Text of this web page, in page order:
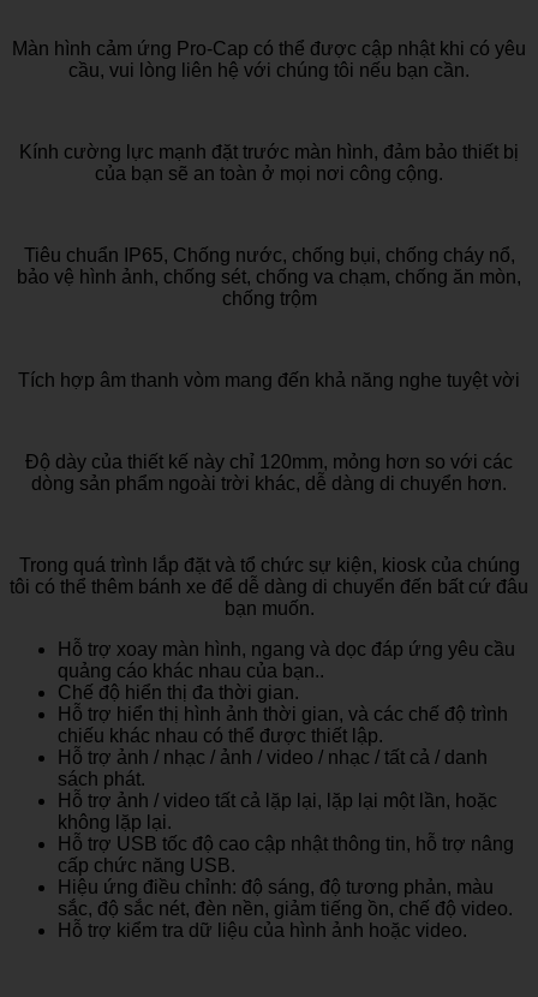
Màn hình cảm ứng Pro-Cap có thể được cập nhật khi có yêu
cầu, vui lòng liên hệ với chúng tôi nếu bạn cần.
Kính cường lực mạnh đặt trước màn hình, đảm bảo thiết bị
của bạn sẽ an toàn ở mọi nơi công cộng.
Tiêu chuẩn IP65, Chống nước, chống bụi, chống cháy nổ,
bảo vệ hình ảnh, chống sét, chống va chạm, chống ăn mòn,
chống trộm
Tích hợp âm thanh vòm mang đến khả năng nghe tuyệt vời
Độ dày của thiết kế này chỉ 120mm, mỏng hơn so với các
dòng sản phẩm ngoài trời khác, dễ dàng di chuyển hơn.
Trong quá trình lắp đặt và tổ chức sự kiện, kiosk của chúng
tôi có thể thêm bánh xe để dễ dàng di chuyển đến bất cứ đâu
bạn muốn.
Hỗ trợ xoay màn hình, ngang và dọc đáp ứng yêu cầu
quảng cáo khác nhau của bạn..
Chế độ hiển thị đa thời gian.
Hỗ trợ hiển thị hình ảnh thời gian, và các chế độ trình
chiếu khác nhau có thể được thiết lập.
Hỗ trợ ảnh / nhạc / ảnh / video / nhạc / tất cả / danh
sách phát.
Hỗ trợ ảnh / video tất cả lặp lại, lặp lại một lần, hoặc
không lặp lại.
Hỗ trợ USB tốc độ cao cập nhật thông tin, hỗ trợ nâng
cấp chức năng USB.
Hiệu ứng điều chỉnh: độ sáng, độ tương phản, màu
sắc, độ sắc nét, đèn nền, giảm tiếng ồn, chế độ video.
Hỗ trợ kiểm tra dữ liệu của hình ảnh hoặc video.